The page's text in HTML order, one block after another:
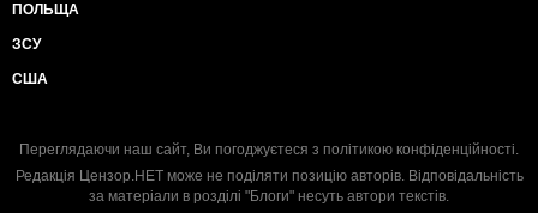
ПОЛЬЩА
ЗСУ
США
Переглядаючи наш сайт, Ви погоджуєтеся з політикою конфіденційності.
Редакція Цензор.НЕТ може не поділяти позицію авторів. Відповідальність
за матеріали в розділі "Блоги" несуть автори текстів.